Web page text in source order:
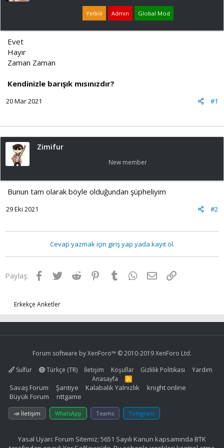
ş
t
a
n
r
Yetkili Admin Global Mod
Evet
Hayır
Zaman Zaman
Kendinizle barışık mısınızdır?
#1
20 Mar 2021
Zimifur
New member
Bunun tam olarak böyle olduğundan şüpheliyim
#2
29 Eki 2021
Cevap yazmak için giriş yap yada kayıt ol.
Paylaş: Facebook
TwitterReddit Pinterest
Tumblr WhatsApp
E-postaLink
Erkekçe Anketler
Forum software by XenForo™ © 2010-2019 XenForo Ltd.
Sulfur
Türkçe (TR) İletişim Koşullar Gizlilik Politikası
Yardım
Anasayfa
R
S
Savaş Forum Şantiye Kalabalık Yalnızlık
knight online
Büyük Forum
nttgame
📣 İletişim WhatsApp Teams Telegram
Yasal Uyarı: Forum Sitemiz; 5651 Sayılı Kanun kapsamında BTK